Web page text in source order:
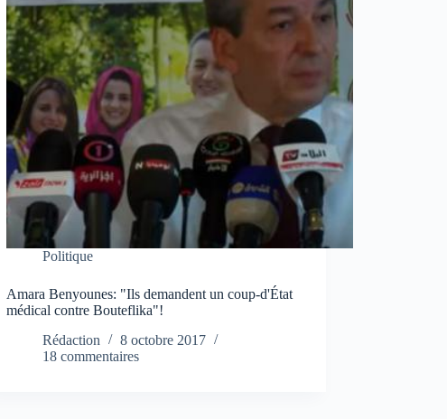
Politique
Amara Benyounes: "Ils demandent un coup-d'État
médical contre Bouteflika"!
Rédaction
8 octobre 2017
18 commentaires